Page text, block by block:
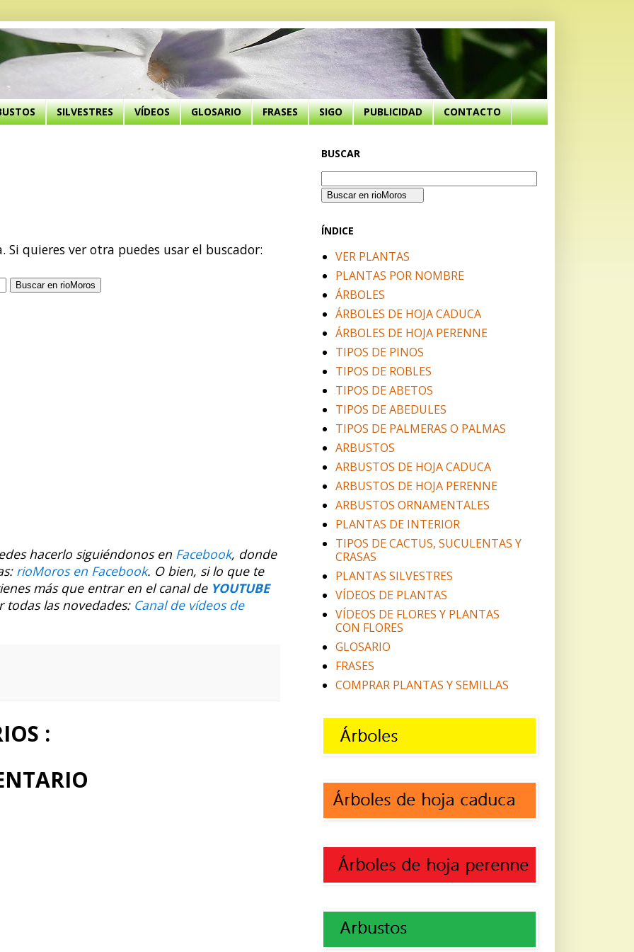
SILVESTRES VÍDEOS GLOSARIO FRASES SIGO PUBLICIDAD CONTACTO
quieres ver otra puedes usar el buscador:
hacerlo siguiéndonos en Facebook, donde
rioMoros en Facebook. O bien, si lo que te
más que entrar en el canal de YOUTUBE
todas las novedades: Canal de vídeos de
:
BUSCAR
ÍNDICE
VER PLANTAS
PLANTAS POR NOMBRE
ÁRBOLES
ÁRBOLES DE HOJA CADUCA
ÁRBOLES DE HOJA PERENNE
TIPOS DE PINOS
TIPOS DE ROBLES
TIPOS DE ABETOS
TIPOS DE ABEDULES
TIPOS DE PALMERAS O PALMAS
ARBUSTOS
ARBUSTOS DE HOJA CADUCA
ARBUSTOS DE HOJA PERENNE
ARBUSTOS ORNAMENTALES
PLANTAS DE INTERIOR
TIPOS DE CACTUS, SUCULENTAS Y
CRASAS
PLANTAS SILVESTRES
VÍDEOS DE PLANTAS
VÍDEOS DE FLORES Y PLANTAS
CON FLORES
GLOSARIO
FRASES
COMPRAR PLANTAS Y SEMILLAS